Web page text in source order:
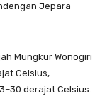
Jepara
Mungkur Wonogiri
Celsius,
derajat Celsius.